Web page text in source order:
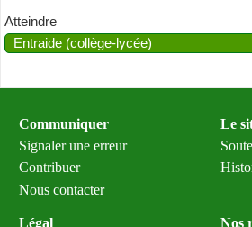
Atteindre
Communiquer
Signaler une erreur
Contribuer
Nous contacter
Le
Légal Nos